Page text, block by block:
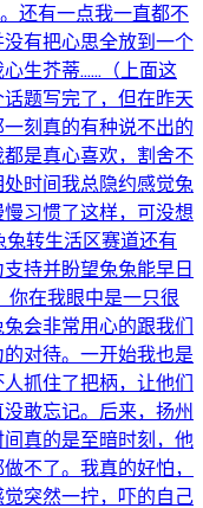
还有一点我一直都不
有把心思全放到一个
生芥蒂......（上面这
题写完了，但在昨天
刻真的有种说不出的
是真心喜欢，割舍不
时间我总隐约感觉兔
习惯了这样，可没想
兔转生活区赛道还有
持并盼望兔兔能早日
你在我眼中是一只很
会非常用心的跟我们
对待。一开始我也是
抓住了把柄，让他们
敢忘记。后来，扬州
真的是至暗时刻，他
不了。我真的好怕，
突然一拧，吓的自己